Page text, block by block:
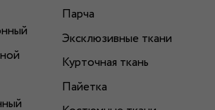
Парча
Эксклюзивные ткани
Курточная ткань
Пайетка